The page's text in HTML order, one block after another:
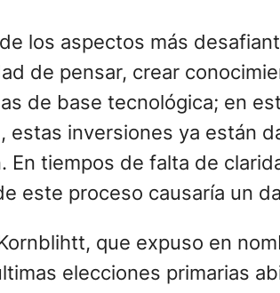
los aspectos más
de pensar, crear
de base tecnológica; en
estas inversiones ya están
En tiempos de falta de
este proceso causaría un
que expuso en
elecciones primarias